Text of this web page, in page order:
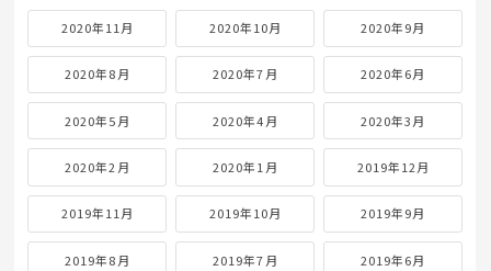
2020年11月 2020年10月 2020年9月
2020年8月 2020年7月 2020年6月
2020年5月 2020年4月 2020年3月
2020年2月 2020年1月 2019年12月
2019年11月 2019年10月 2019年9月
2019年8月 2019年7月 2019年6月